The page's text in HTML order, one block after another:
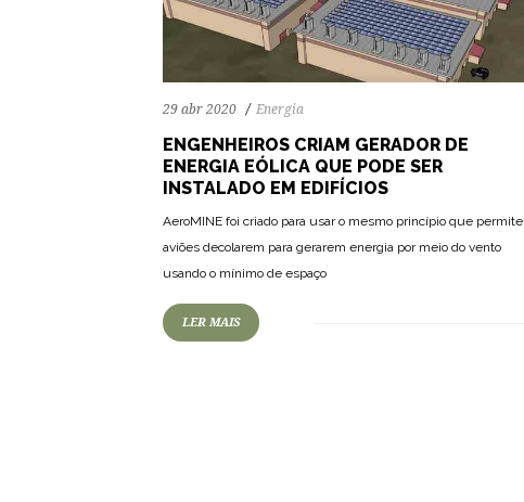
29 abr 2020 Energia
ENGENHEIROS CRIAM GERADOR DE
ENERGIA EÓLICA QUE PODE SER
INSTALADO EM EDIFÍCIOS
AeroMINE foi criado para usar o mesmo princípio que permite
aviões decolarem para gerarem energia por meio do vento
usando o mínimo de espaço
LER MAIS